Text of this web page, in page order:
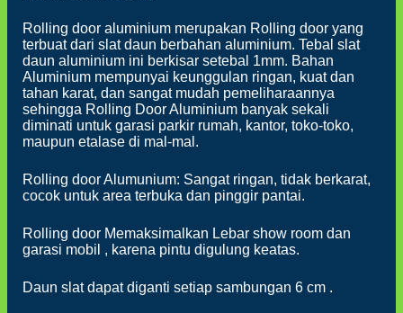
Rolling door aluminium merupakan Rolling door yang
terbuat dari slat daun berbahan aluminium. Tebal slat
daun aluminium ini berkisar setebal 1mm. Bahan
Aluminium mempunyai keunggulan ringan, kuat dan
tahan karat, dan sangat mudah pemeliharaannya
sehingga Rolling Door Aluminium banyak sekali
diminati untuk garasi parkir rumah, kantor, toko-toko,
maupun etalase di mal-mal.
Rolling door Alumunium: Sangat ringan, tidak berkarat,
cocok untuk area terbuka dan pinggir pantai.
Rolling door Memaksimalkan Lebar show room dan
garasi mobil , karena pintu digulung keatas.
Daun slat dapat diganti setiap sambungan 6 cm .